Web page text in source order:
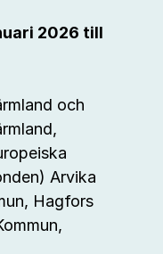
2026 till
och
Arvika
Hagfors